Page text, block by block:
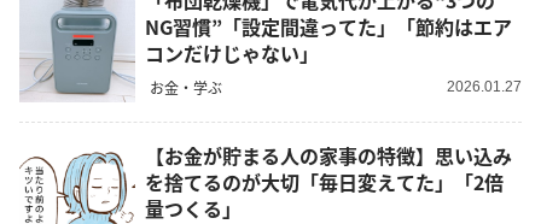
NG習慣”「設定間違ってた」「節約はエア
コンだけじゃない」
お金・学ぶ 2026.01.27
【お金が貯まる人の家事の特徴】思い込み
を捨てるのが大切「毎日変えてた」「2倍
量つくる」